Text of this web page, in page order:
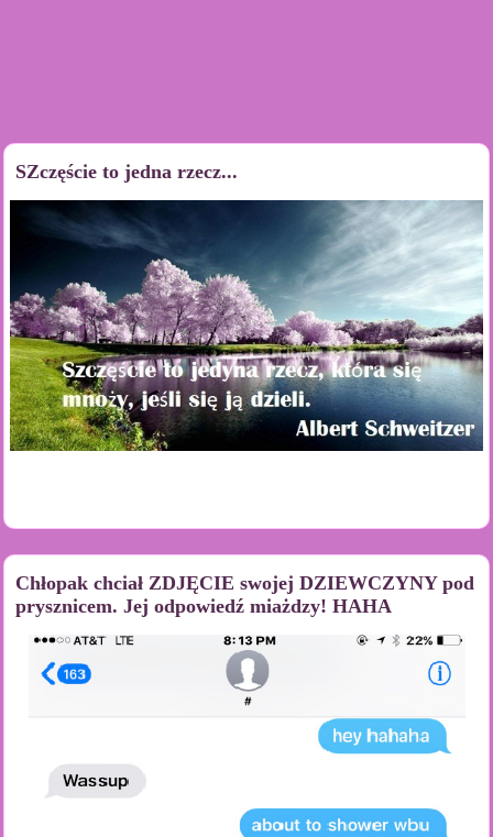
SZczęście to jedna rzecz...
Chłopak chciał ZDJĘCIE swojej DZIEWCZYNY pod
prysznicem. Jej odpowiedź miażdzy! HAHA